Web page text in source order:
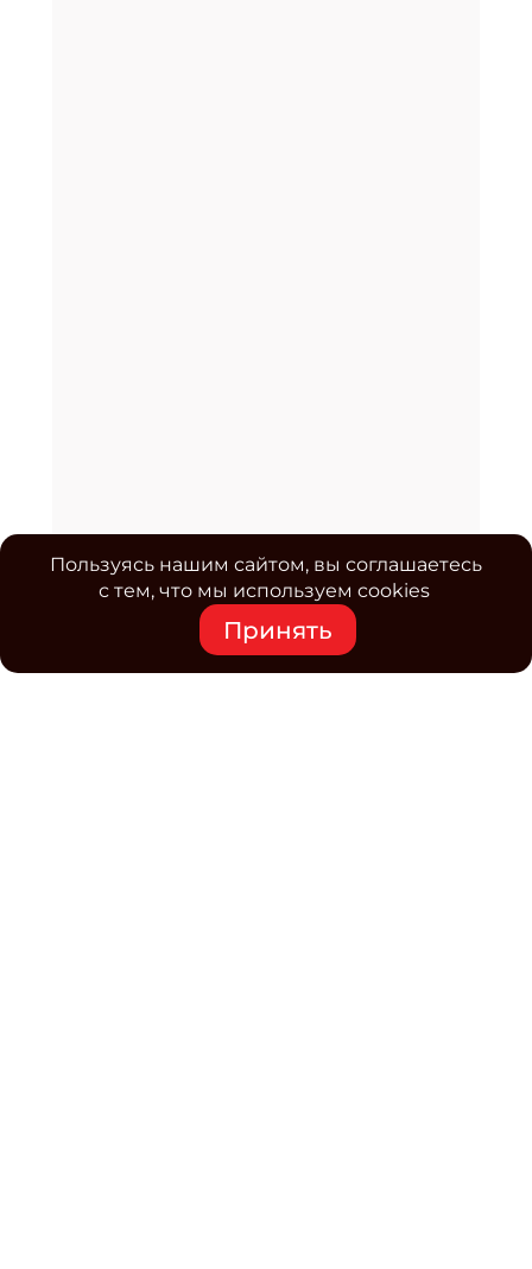
Пользуясь нашим сайтом, вы соглашаетесь
с тем, что мы используем cookies
Принять